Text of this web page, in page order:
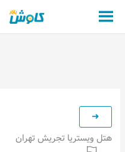
محتوا
هتل ویستریا تجریش تهران